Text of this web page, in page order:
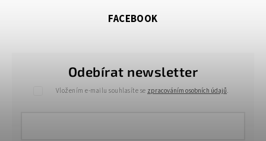
Odebírat newsletter
Vložením e-mailu souhlasíte se zpracováním osobních údajů.
FACEBOOK